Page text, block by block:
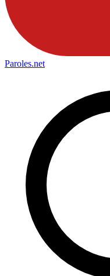
Paroles.net